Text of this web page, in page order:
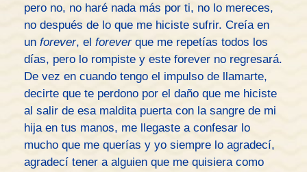
pero no, no haré nada más por ti, no lo mereces,
no después de lo que me hiciste sufrir. Creía en
un forever, el forever que me repetías todos los
días, pero lo rompiste y este forever no regresará.
De vez en cuando tengo el impulso de llamarte,
decirte que te perdono por el daño que me hiciste
al salir de esa maldita puerta con la sangre de mi
hija en tus manos, me llegaste a confesar lo
mucho que me querías y yo siempre lo agradecí,
agradecí tener a alguien que me quisiera como